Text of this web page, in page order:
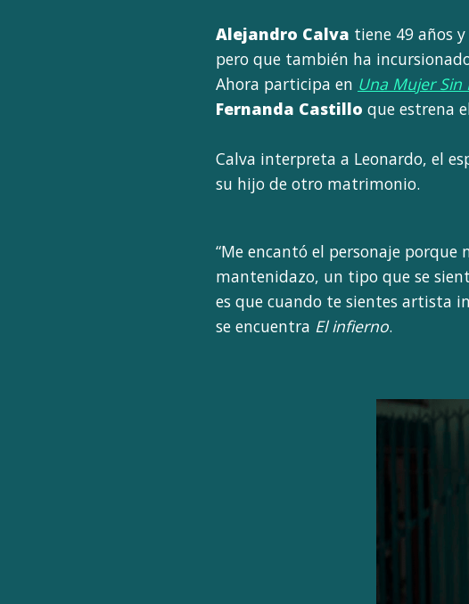
Alejandro Calva tiene 49 años
pero que también ha
Ahora participa en Una Mujer Sin
Fernanda Castillo que estrena
Calva interpreta a Leonardo, el
su hijo de otro matrimonio.
“Me encantó el personaje
mantenidazo, un tipo que se
es que cuando te sientes artista
se encuentra El infierno.